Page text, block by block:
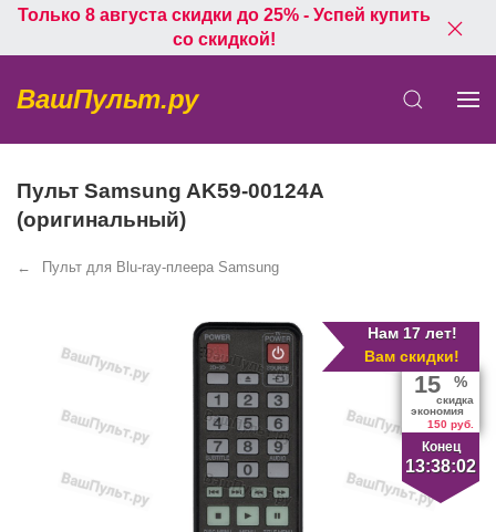
Только 8 августа скидки до 25% - Успей купить
со скидкой!
ВашПульт.ру
Пульт Samsung AK59-00124A
(оригинальный)
Пульт для Blu-ray-плеера Samsung
Нам 17 лет!
Вам скидки!
Конец
13:38:02
15 %
скидка
экономия
150 руб.